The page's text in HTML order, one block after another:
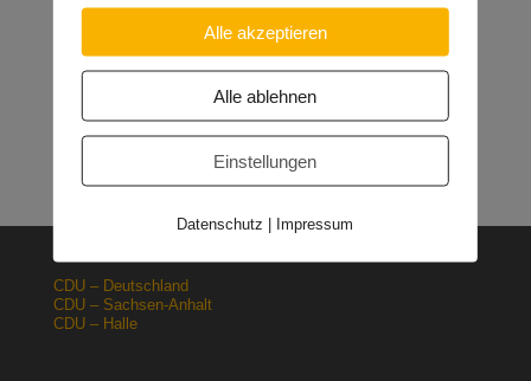
26.03.2026
Orgacid-Altlasten: Bund und Land mit in der Verantwortung
15.02.2026
CDU – Deutschland
CDU – Sachsen-Anhalt
CDU – Halle
Alle akzeptieren
Alle ablehnen
Einstellungen
Datenschutz | Impressum